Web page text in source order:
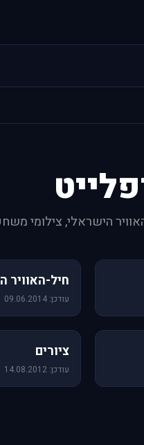
הישראלי, צילומי
חיל-האוויר
עודכן: 09.06.2014
ציורים
עודכן: 14.08.2012